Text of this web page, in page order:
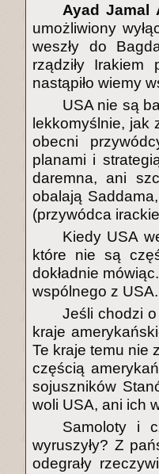
Ayad Jamal
umożliwiony
weszły do
rządziły
nastąpiło wiemy
USA nie są
lekkomyślnie, jak
obecni
planami i
daremna, ani
obalają
(przywódca
Kiedy USA
które nie są
dokładnie
wspólnego z USA.
Jeśli chodzi
kraje
Te kraje temu nie
częścią
sojuszników
woli USA, ani ich
Samoloty i
wyruszyły? Z
odegrały